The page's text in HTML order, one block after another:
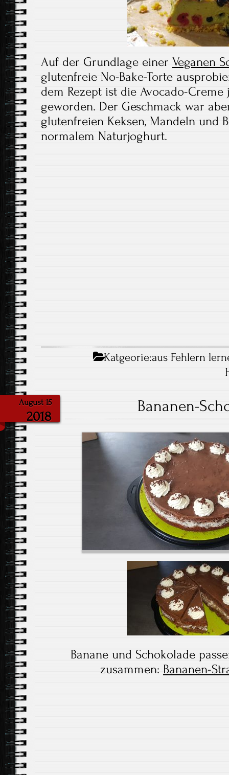
Auf der Grundlage einer Veganen
glutenfreie No-Bake-Torte
dem Rezept ist die Avocado-
geworden. Der Geschmack war
glutenfreien Keksen, Mandeln und
normalem Naturjoghurt.
Katgeorie:aus Fehlern
August 15
2018
Bananen-
Banane und Schokolade
zusammen: Bananen-